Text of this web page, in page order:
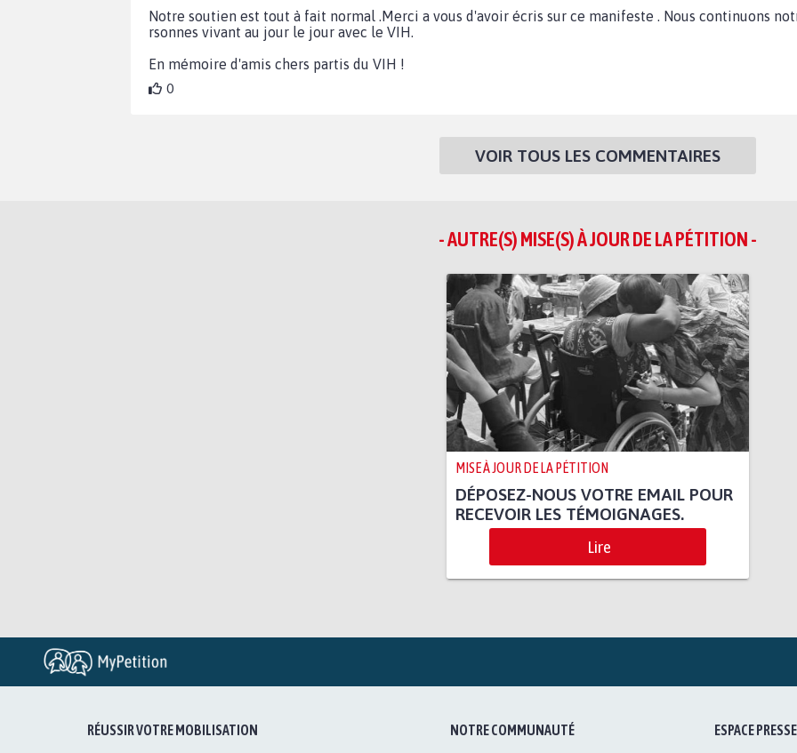
Notre soutien est tout à fait normal .Merci a vous d'avoir écris sur ce manifeste . Nous continuons
rsonnes vivant au jour le jour avec le VIH.
En mémoire d'amis chers partis du VIH !
0
VOIR TOUS LES COMMENTAIRES
- AUTRE(S) MISE(S) À JOUR DE LA PÉTITION -
MISE À JOUR DE LA PÉTITION
DÉPOSEZ-NOUS VOTRE EMAIL POUR
RECEVOIR LES TÉMOIGNAGES.
Lire
RÉUSSIR VOTRE MOBILISATION NOTRE COMMUNAUTÉ ESPACE PRESSE